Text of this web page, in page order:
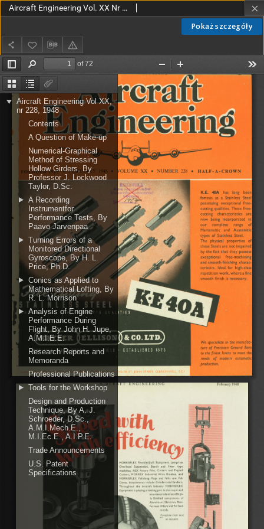
Pokaż szczegóły
Aircraft Engineering Vol. XX Nr 228 (1948)